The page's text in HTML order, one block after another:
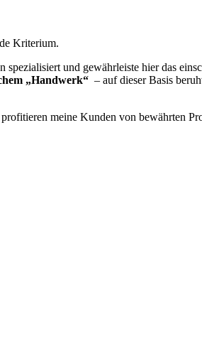
Kriterium.
spezialisiert und gewährleiste hier das
„Handwerk“ – auf dieser Basis
meine Kunden von bewährten